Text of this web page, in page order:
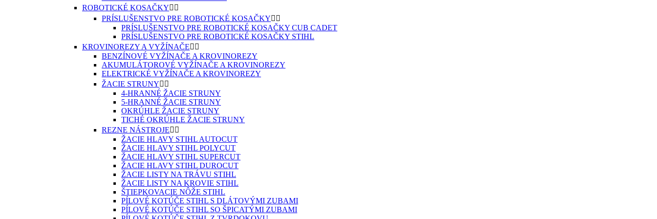
ROBOTICKÉ KOSAČKY 
PRÍSLUŠENSTVO PRE ROBOTICKÉ KOSAČKY 
PRÍSLUŠENSTVO PRE ROBOTICKÉ KOSAČKY CUB CADET
PRÍSLUŠENSTVO PRE ROBOTICKÉ KOSAČKY STIHL
KROVINOREZY A VYŽÍNAČE 
BENZÍNOVÉ VYŽÍNAČE A KROVINOREZY
AKUMULÁTOROVÉ VYŽÍNAČE A KROVINOREZY
ELEKTRICKÉ VYŽÍNAČE A KROVINOREZY
ŽACIE STRUNY 
4-HRANNÉ ŽACIE STRUNY
5-HRANNÉ ŽACIE STRUNY
OKRÚHLE ŽACIE STRUNY
TICHÉ OKRÚHLE ŽACIE STRUNY
REZNE NÁSTROJE 
ŽACIE HLAVY STIHL AUTOCUT
ŽACIE HLAVY STIHL POLYCUT
ŽACIE HLAVY STIHL SUPERCUT
ŽACIE HLAVY STIHL DUROCUT
ŽACIE LISTY NA TRÁVU STIHL
ŽACIE LISTY NA KROVIE STIHL
ŠTIEPKOVACIE NÔŽE STIHL
PÍLOVÉ KOTÚČE STIHL S DLÁTOVÝMI ZUBAMI
PÍLOVÉ KOTÚČE STIHL SO ŠPICATÝMI ZUBAMI